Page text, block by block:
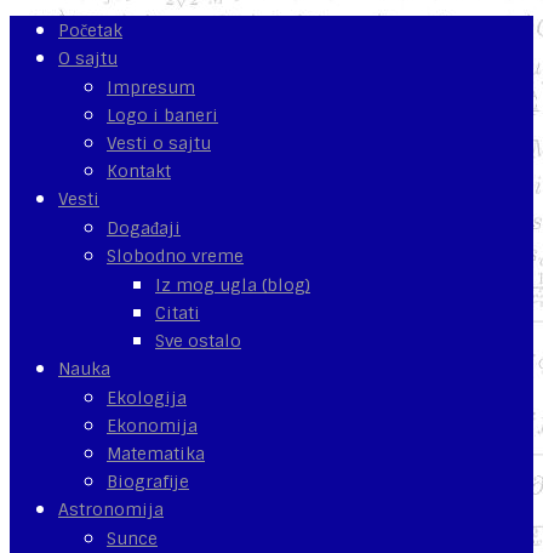
Početak
O sajtu
Impresum
Logo i baneri
Vesti o sajtu
Kontakt
Vesti
Događaji
Slobodno vreme
Iz mog ugla (blog)
Citati
Sve ostalo
Nauka
Ekologija
Ekonomija
Matematika
Biografije
Astronomija
Sunce